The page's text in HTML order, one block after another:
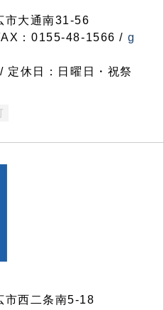
大通南31-56
：0155-48-1566 / g
休日：日曜日・祝祭
西二条南5-18